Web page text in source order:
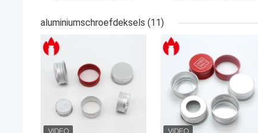
aluminiumschroefdeksels (11)
BESTE PRIJS BESTE PRIJS